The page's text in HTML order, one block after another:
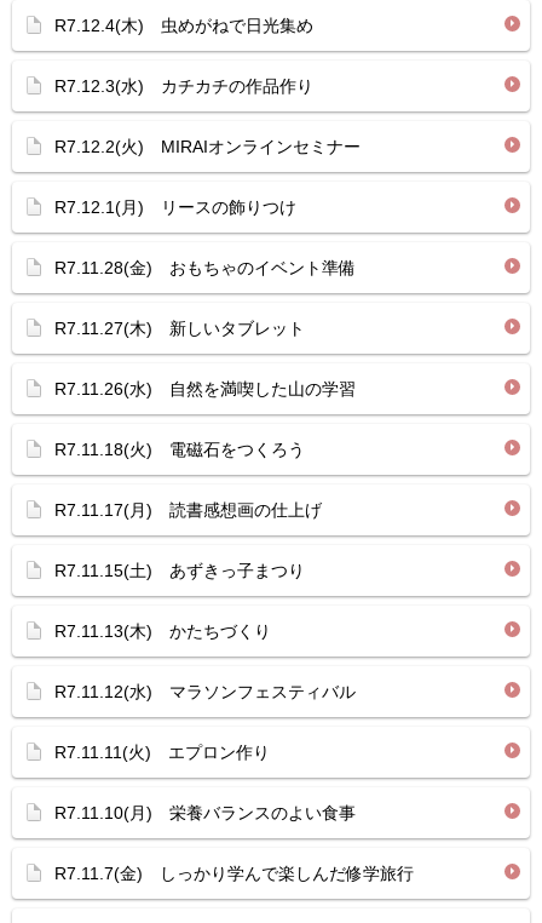
R7.12.4(木) 虫めがねで日光集め
R7.12.3(水) カチカチの作品作り
R7.12.2(火) MIRAIオンラインセミナー
R7.12.1(月) リースの飾りつけ
R7.11.28(金) おもちゃのイベント準備
R7.11.27(木) 新しいタブレット
R7.11.26(水) 自然を満喫した山の学習
R7.11.18(火) 電磁石をつくろう
R7.11.17(月) 読書感想画の仕上げ
R7.11.15(土) あずきっ子まつり
R7.11.13(木) かたちづくり
R7.11.12(水) マラソンフェスティバル
R7.11.11(火) エプロン作り
R7.11.10(月) 栄養バランスのよい食事
R7.11.7(金) しっかり学んで楽しんだ修学旅行